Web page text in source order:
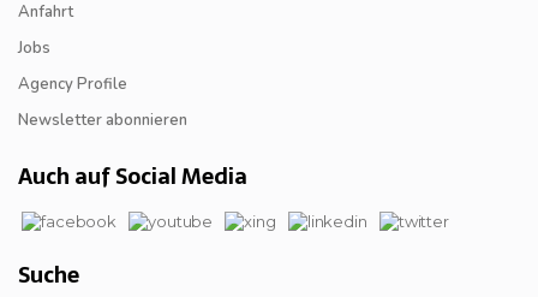
Anfahrt
Jobs
Agency Profile
Newsletter abonnieren
Auch auf Social Media
Suche